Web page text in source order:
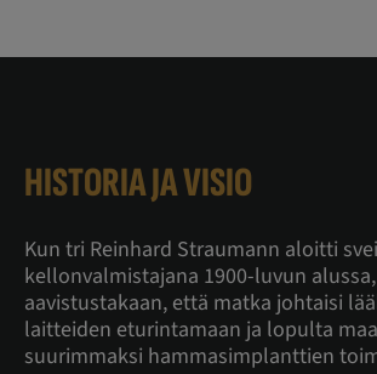
HISTORIA JA VISIO
Kun tri Reinhard Straumann aloitti
kellonvalmistajana 1900-luvun
aavistustakaan, että matka johtaisi
laitteiden eturintamaan ja lopulta
suurimmaksi hammasimplanttien